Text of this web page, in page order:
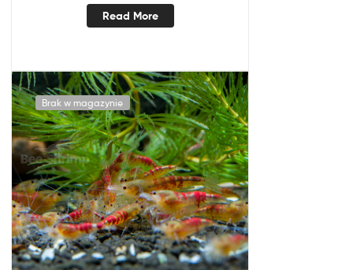
Read More
Brak w magazynie